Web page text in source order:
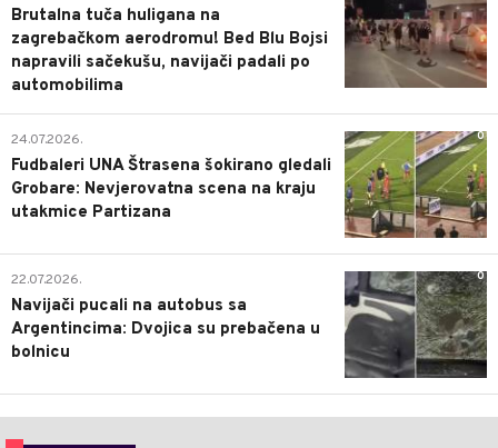
Brutalna tuča huligana na
zagrebačkom aerodromu! Bed Blu Bojsi
napravili sačekušu, navijači padali po
automobilima
0
24.07.2026.
Fudbaleri UNA Štrasena šokirano gledali
Grobare: Nevjerovatna scena na kraju
utakmice Partizana
0
22.07.2026.
Navijači pucali na autobus sa
Argentincima: Dvojica su prebačena u
bolnicu